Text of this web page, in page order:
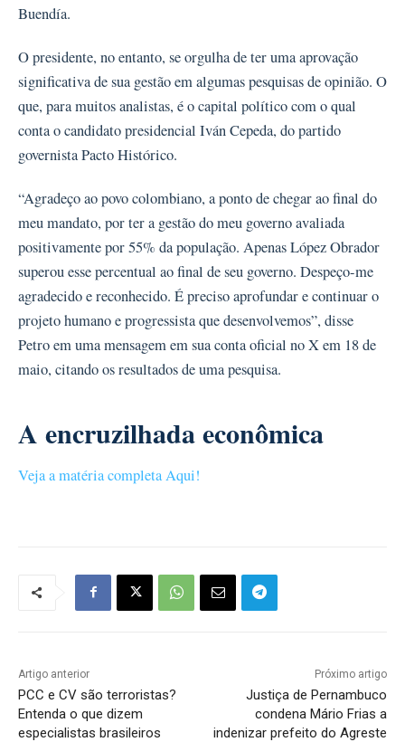
Buendía.
O presidente, no entanto, se orgulha de ter uma aprovação
significativa de sua gestão em algumas pesquisas de opinião. O
que, para muitos analistas, é o capital político com o qual
conta o candidato presidencial Iván Cepeda, do partido
governista Pacto Histórico.
“Agradeço ao povo colombiano, a ponto de chegar ao final do
meu mandato, por ter a gestão do meu governo avaliada
positivamente por 55% da população. Apenas López Obrador
superou esse percentual ao final de seu governo. Despeço-me
agradecido e reconhecido. É preciso aprofundar e continuar o
projeto humano e progressista que desenvolvemos”, disse
Petro em uma mensagem em sua conta oficial no X em 18 de
maio, citando os resultados de uma pesquisa.
A encruzilhada econômica
Veja a matéria completa Aqui!
Artigo anterior
PCC e CV são terroristas?
Entenda o que dizem
especialistas brasileiros
Próximo artigo
Justiça de Pernambuco
condena Mário Frias a
indenizar prefeito do Agreste